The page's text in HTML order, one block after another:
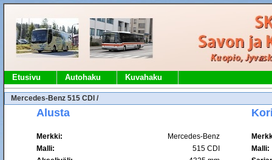
Etusivu Autohaku Kuvahaku
Mercedes-Benz 515 CDI /
Alusta
Merkki: Mercedes-Benz
Malli:
515 CDI
Malli: